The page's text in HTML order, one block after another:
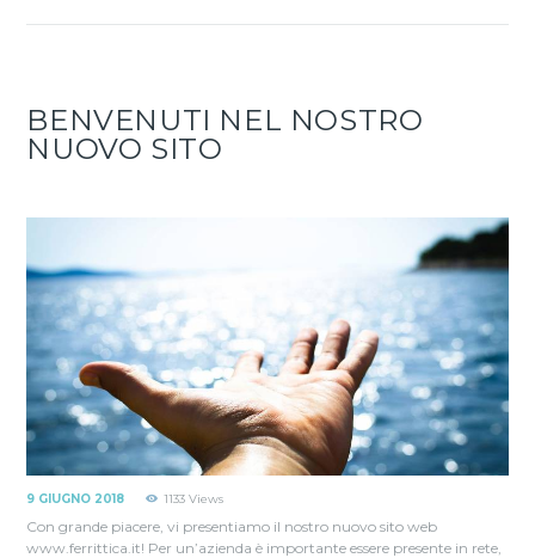
BENVENUTI NEL NOSTRO
NUOVO SITO
9 GIUGNO 2018 1133 Views
Con grande piacere, vi presentiamo il nostro nuovo sito web
www.ferrittica.it! Per un’azienda è importante essere presente in rete,